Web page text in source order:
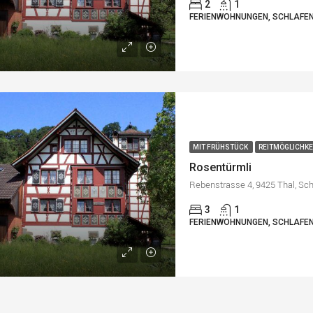
2 1
FERIENWOHNUNGEN,
MIT FRÜHSTÜCK
Rosentürmli
Rebenstrasse 4, 9425 Thal,
3 1
FERIENWOHNUNGEN,